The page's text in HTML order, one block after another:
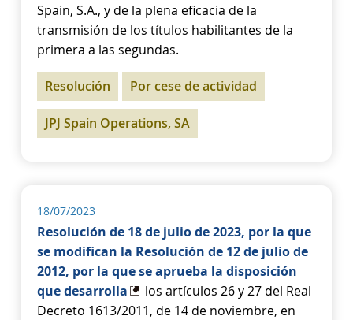
Spain, S.A., y de la plena eficacia de la
transmisión de los títulos habilitantes de la
primera a las segundas.
Resolución Por cese de actividad
JPJ Spain Operations, SA
18/07/2023
Resolución de 18 de julio de 2023, por la que
se modifican la Resolución de 12 de julio de
2012, por la que se aprueba la disposición
que desarrolla
los artículos 26 y 27 del Real
Decreto 1613/2011, de 14 de noviembre, en